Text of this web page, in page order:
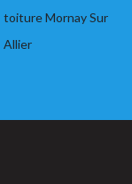
toiture Mornay Sur
Allier